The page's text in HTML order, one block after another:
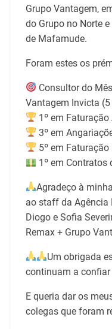
Grupo Vantagem,
do Grupo no Norte
de Mafamude.
Foram estes os
Consultor do
Vantagem Invicta (5
1º em
3º em
5º em
1º em Contratos
Agradeço à
ao staff da Agência
Diogo e Sofia
Remax + Grupo
Um obrigada
continuam a
E queria dar os
colegas que foram